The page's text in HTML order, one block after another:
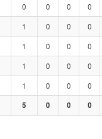
0 0 0 0
1 0 0 0
1 0 0 0
1 0 0 0
1 0 0 0
5 0 0 0